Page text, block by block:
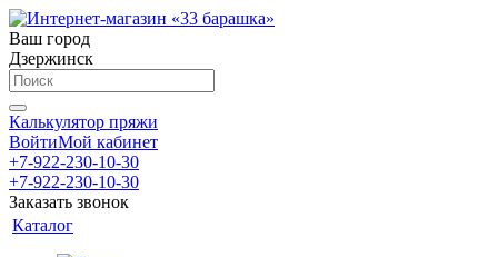
Ваш город
Дзержинск
Калькулятор пряжи
ВойтиМой кабинет
+7-922-230-10-30
+7-922-230-10-30
Заказать звонок
Каталог